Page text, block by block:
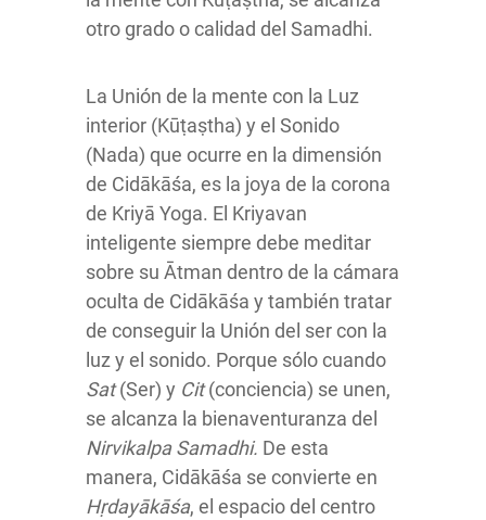
otro grado o calidad del Samadhi.
La Unión de la mente con la Luz
interior (Kūṭaṣtha) y el Sonido
(Nada) que ocurre en la dimensión
de Cidākāśa, es la joya de la corona
de Kriyā Yoga. El Kriyavan
inteligente siempre debe meditar
sobre su Ātman dentro de la cámara
oculta de Cidākāśa y también tratar
de conseguir la Unión del ser con la
luz y el sonido. Porque sólo cuando
Sat(Ser) y Cit(conciencia) se unen,
se alcanza la bienaventuranza del
Nirvikalpa Samadhi. De esta
manera, Cidākāśa se convierte en
Hṛdayākāśa, el espacio del centro